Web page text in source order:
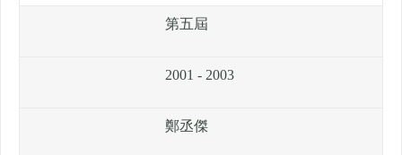
第五屆
2001 - 2003
鄭丞傑